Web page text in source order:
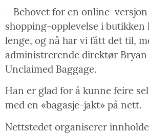
– Behovet for en online-
shopping-opplevelse i
lenge, og nå har vi fått det til,
administrerende direktør Bryan
Unclaimed Baggage.
Han er glad for å kunne feire
med en «bagasje-jakt» på nett.
Nettstedet organiserer